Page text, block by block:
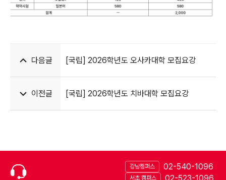
다음글 [국립] 2026학년도 오사카대학 모집요강
이전글 [국립] 2026학년도 치바대학 모집요강
강남캠퍼스 02-540-1096
서초 캠퍼스